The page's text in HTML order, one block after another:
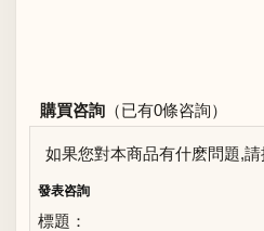
購買咨詢 （已有0條咨詢）
如果您對本商品有什麽問題,
發表咨詢
標題：